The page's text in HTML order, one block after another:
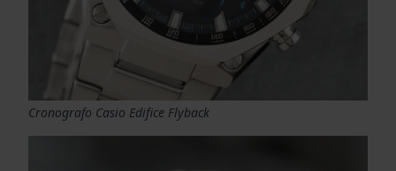
Cronografo Casio Edifice Flyback